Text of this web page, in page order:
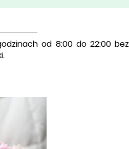
od 8:00 do 22:00 bez